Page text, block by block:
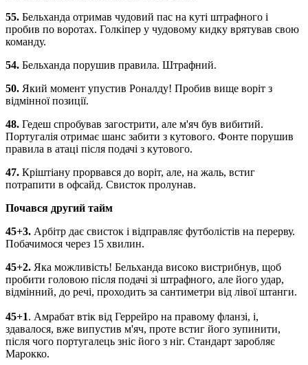
55. Бельханда отримав чудовий пас на куті штрафного і
пробив по воротах. Голкіпер у чудовому кидку врятував свою
команду.
54. Бельханда порушив правила. Штрафний.
50. Який момент упустив Роналду! Пробив вище воріт з
відмінної позиції.
48. Гедеш спробував загострити, але м'яч був вибитий.
Португалія отримає шанс забити з кутового. Фонте порушив
правила в атаці після подачі з кутового.
47. Кріштіану прорвався до воріт, але, на жаль, встиг
потрапити в офсайд. Свисток пролунав.
Почався другий тайм
45+3. Арбітр дає свисток і відправляє футболістів на перерву.
Побачимося через 15 хвилин.
45+2. Яка можливість! Бельханда високо вистрибнув, щоб
пробити головою після подачі зі штрафного, але його удар,
відмінний, до речі, проходить за сантиметри від лівої штанги.
45+1. Амрабат втік від Геррейро на правому фланзі, і,
здавалося, вже випустив м'яч, проте встиг його зупинити,
після чого португалець зніс його з ніг. Стандарт заробляє
Марокко.